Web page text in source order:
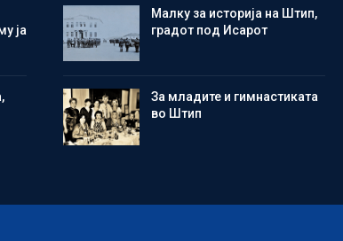
ја
Малку за историја на Штип,
градот под Исарот
Зa младите и гимнастиката
во Штип